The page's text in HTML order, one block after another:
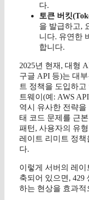
다.
토큰 버킷
을 발급하고,
니다. 유연한
합니다.
2025년 현재, 대형
구글 API 등)는 대
트 정책을 도입하고
트웨이(예: AWS
역시 유사한 전략을
태 코드 문제를 근
패턴, 사용자의 유
레이트 리미트 정책
다.
이렇게 서버의 레
축되어 있으면, 429
하는 현상을 효과